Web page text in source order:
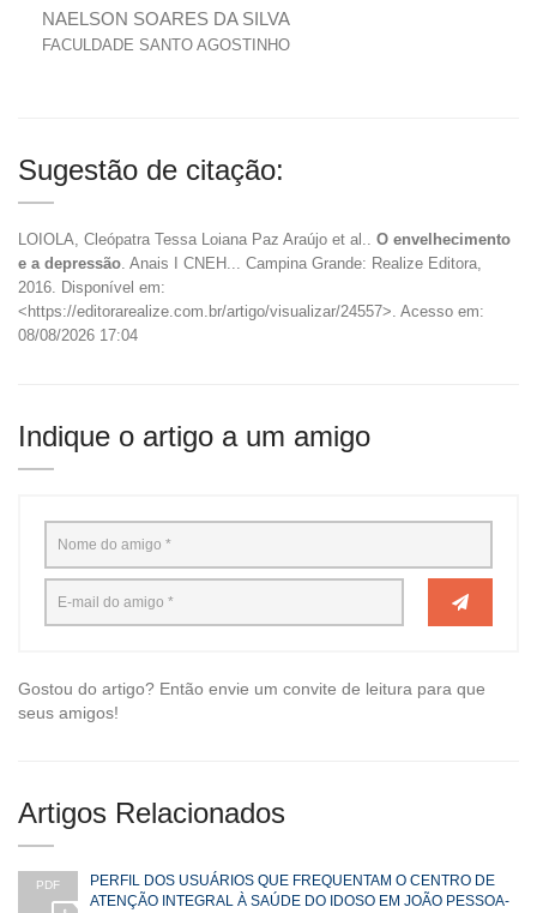
NAELSON SOARES DA SILVA
FACULDADE SANTO AGOSTINHO
Sugestão de citação:
LOIOLA, Cleópatra Tessa Loiana Paz Araújo et al.. O envelhecimento
e a depressão . Anais I CNEH... Campina Grande: Realize Editora,
2016. Disponível em:
<https://editorarealize.com.br/artigo/visualizar/24557>. Acesso em:
08/08/2026 17:04
Indique o artigo a um amigo
Gostou do artigo? Então envie um convite de leitura para que
seus amigos!
Artigos Relacionados
PDF
PERFIL DOS USUÁRIOS QUE FREQUENTAM O CENTRO DE
ATENÇÃO INTEGRAL À SAÚDE DO IDOSO EM JOÃO PESSOA-